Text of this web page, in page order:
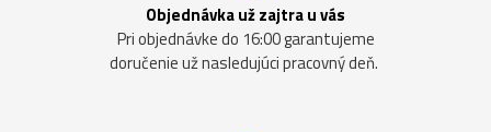
Objednávka už zajtra u vás
Pri objednávke do 16:00 garantujeme
doručenie už nasledujúci pracovný deň.